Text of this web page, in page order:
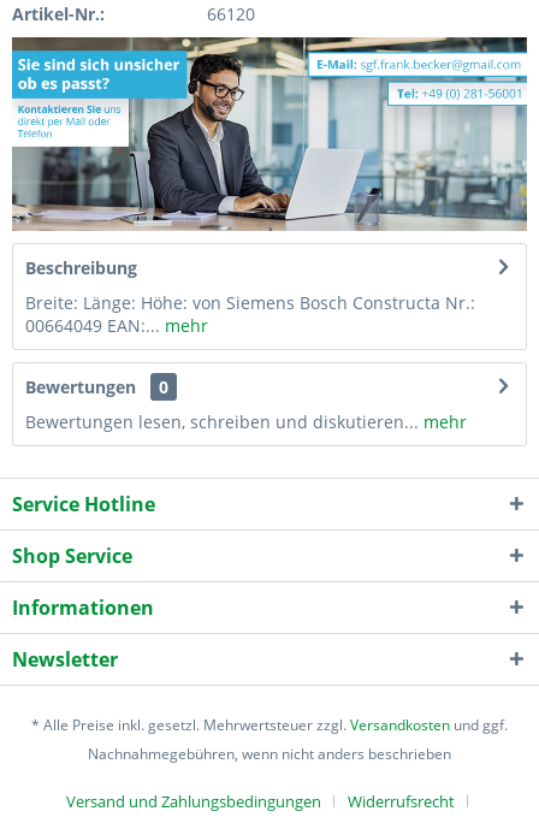
Artikel-Nr.: 66120
Beschreibung
Breite: Länge: Höhe: von Siemens Bosch Constructa Nr.:
00664049 EAN:... mehr
Bewertungen
0
Bewertungen lesen, schreiben und diskutieren... mehr
Service Hotline
Shop Service
Informationen
Newsletter
* Alle Preise inkl. gesetzl. Mehrwertsteuer zzgl.Versandkosten und ggf.
Nachnahmegebühren, wenn nicht anders beschrieben
Versand und Zahlungsbedingungen Widerrufsrecht